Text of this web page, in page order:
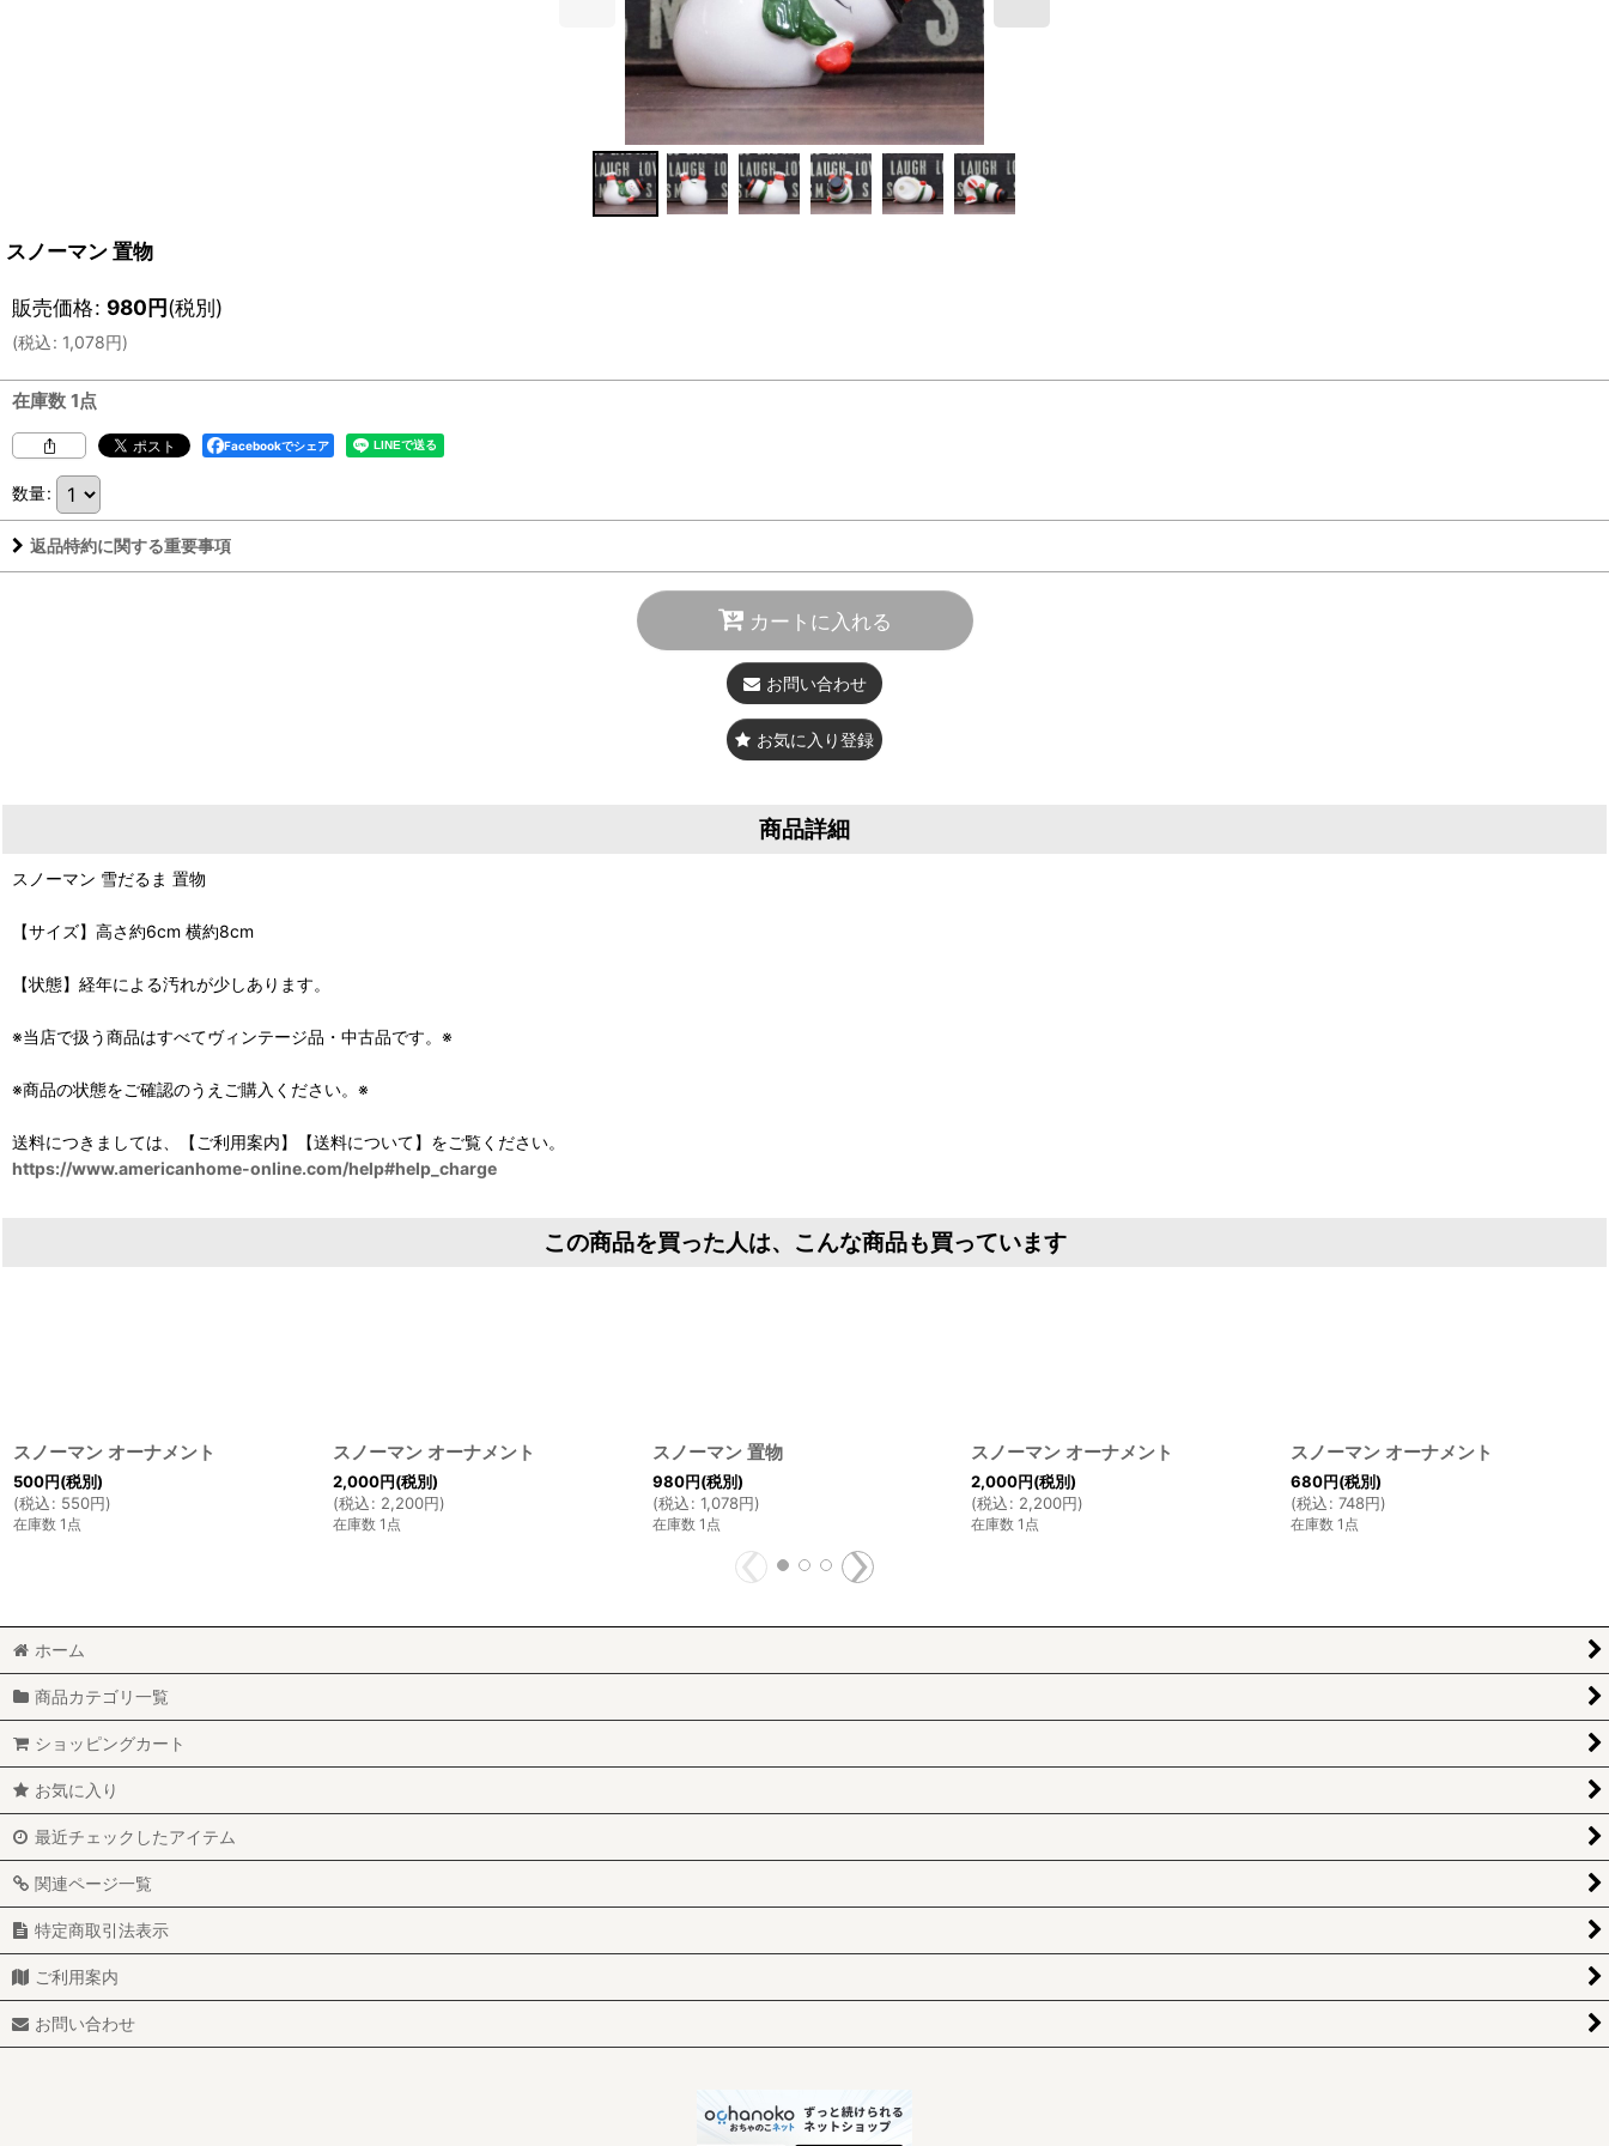
スノーマン 置物
販売価格: 980円(税別)
(税込: 1,078円)
在庫数 1点
Facebookでシェア
数量:
返品特約に関する重要事項
カートに入れる
お問い合わせ
お気に入り登録
商品詳細
スノーマン 雪だるま 置物
【サイズ】高さ約6cm 横約8cm
【状態】経年による汚れが少しあります。
※当店で扱う商品はすべてヴィンテージ品・中古品です。※
※商品の状態をご確認のうえご購入ください。※
送料につきましては、【ご利用案内】【送料について】をご覧ください。
https://www.americanhome-online.com/help#help_charge
この商品を買った人は、こんな商品も買っています
スノーマン オーナメント
500円(税別)
(税込: 550円)
在庫数 1点
スノーマン オーナメント
2,000円(税別)
(税込: 2,200円)
在庫数 1点
スノーマン 置物
980円(税別)
(税込: 1,078円)
在庫数 1点
スノーマン オーナメント
2,000円(税別)
(税込: 2,200円)
在庫数 1点
スノーマン オーナメント
680円(税別)
(税込: 748円)
在庫数 1点
ホーム
商品カテゴリ一覧
ショッピングカート
お気に入り
最近チェックしたアイテム
関連ページ一覧
特定商取引法表示
ご利用案内
お問い合わせ